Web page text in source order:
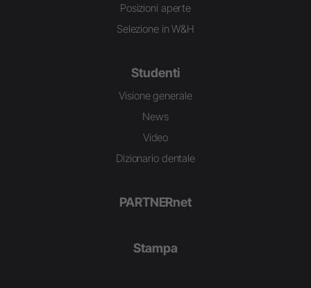
Posizioni aperte
Selezione in W&H
Studenti
Visione generale
News
Video
Dizionario dentale
PARTNERnet
Stampa